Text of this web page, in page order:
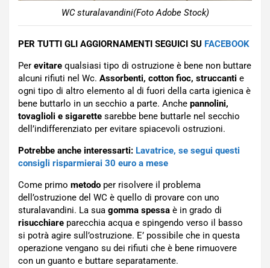
WC sturalavandini(Foto Adobe Stock)
PER TUTTI GLI AGGIORNAMENTI SEGUICI SU FACEBOOK
Per evitare qualsiasi tipo di ostruzione è bene non buttare
alcuni rifiuti nel Wc. Assorbenti, cotton fioc, struccanti e
ogni tipo di altro elemento al di fuori della carta igienica è
bene buttarlo in un secchio a parte. Anche pannolini,
tovaglioli e sigarette sarebbe bene buttarle nel secchio
dell’indifferenziato per evitare spiacevoli ostruzioni.
Potrebbe anche interessarti: Lavatrice, se segui questi
consigli risparmierai 30 euro a mese
Come primo metodo per risolvere il problema
dell’ostruzione del WC è quello di provare con uno
sturalavandini. La sua gomma spessa è in grado di
risucchiare parecchia acqua e spingendo verso il basso
si potrà agire sull’ostruzione. E’ possibile che in questa
operazione vengano su dei rifiuti che è bene rimuovere
con un guanto e buttare separatamente.